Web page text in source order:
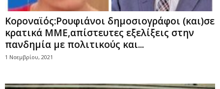
Κοροναϊός:Ρουφιάνοι δημοσιογράφοι (και)σε
κρατικά ΜΜΕ,απίστευτες εξελίξεις στην
πανδημία με πολιτικούς και...
1 Νοεμβρίου, 2021